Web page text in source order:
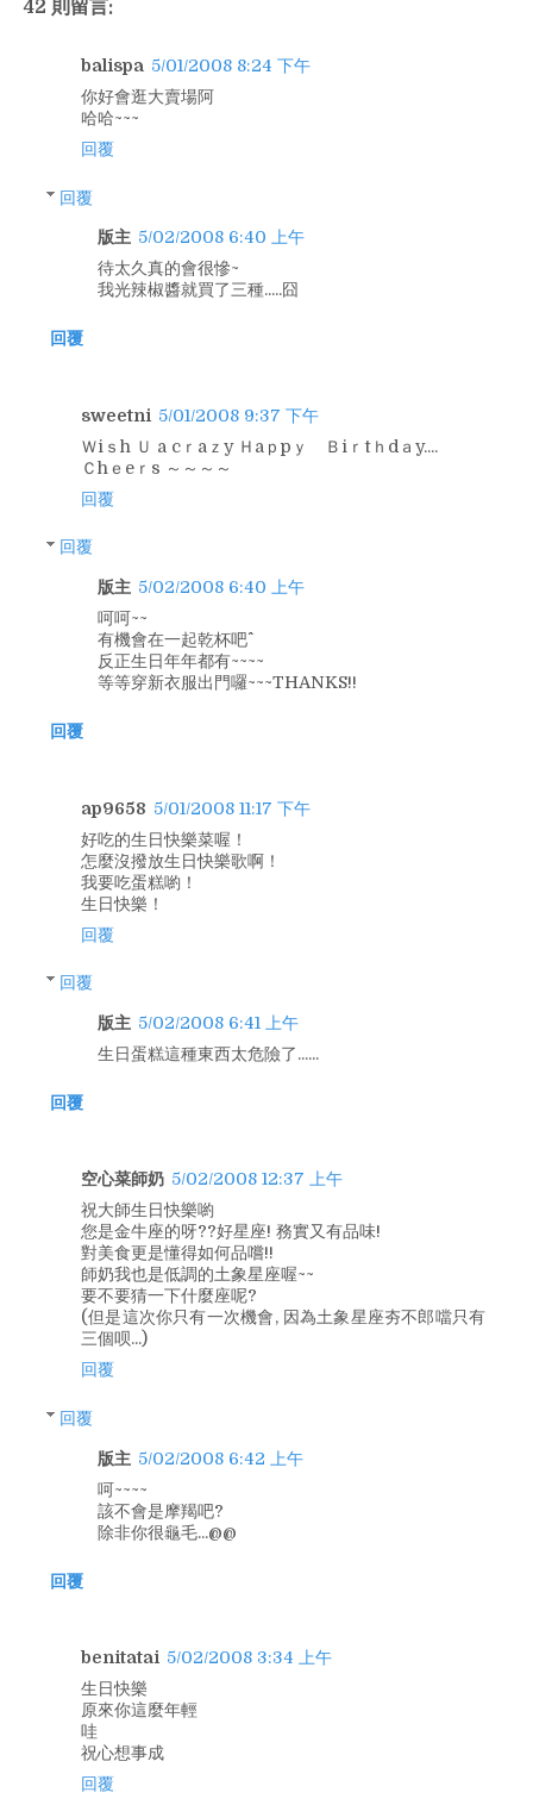
42 則留言:
balispa 5/01/2008 8:24 下午
你好會逛大賣場阿
哈哈~~~
回覆
回覆
版主 5/02/2008 6:40 上午
待太久真的會很慘~
我光辣椒醬就買了三種.....囧
回覆
sweetni 5/01/2008 9:37 下午
Ｗiｓh Ｕ a cｒaｚy Ｈaｐpｙ Ｂiｒtｈdａy....
Ｃhｅeｒs ～～～～
回覆
回覆
版主 5/02/2008 6:40 上午
呵呵~~
有機會在一起乾杯吧^^
反正生日年年都有~~~~
等等穿新衣服出門囉~~~THANKS!!
回覆
ap9658 5/01/2008 11:17 下午
好吃的生日快樂菜喔！
怎麼沒撥放生日快樂歌啊！
我要吃蛋糕喲！
生日快樂！
回覆
回覆
版主 5/02/2008 6:41 上午
生日蛋糕這種東西太危險了......
回覆
空心菜師奶 5/02/2008 12:37 上午
祝大師生日快樂喲
您是金牛座的呀??好星座! 務實又有品味!
對美食更是懂得如何品嚐!!
師奶我也是低調的土象星座喔~~
要不要猜一下什麼座呢?
(但是這次你只有一次機會, 因為土象星座夯不郎噹只有
三個呗...)
回覆
回覆
版主 5/02/2008 6:42 上午
呵~~~~
該不會是摩羯吧?
除非你很龜毛...@@
回覆
benitatai 5/02/2008 3:34 上午
生日快樂
原來你這麼年輕
哇
祝心想事成
回覆